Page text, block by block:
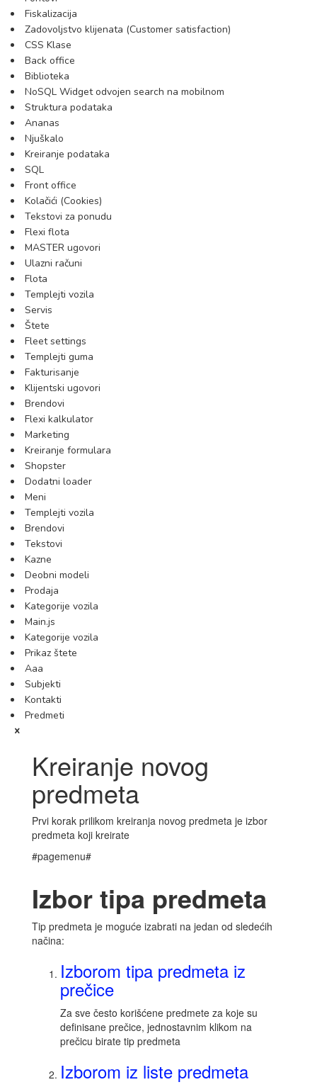
Fiskalizacija
Zadovoljstvo klijenata (Customer satisfaction)
CSS Klase
Back office
Biblioteka
NoSQL Widget odvojen search na mobilnom
Struktura podataka
Ananas
Njuškalo
Kreiranje podataka
SQL
Front office
Kolačići (Cookies)
Tekstovi za ponudu
Flexi flota
MASTER ugovori
Ulazni računi
Flota
Templejti vozila
Servis
Štete
Fleet settings
Templejti guma
Fakturisanje
Klijentski ugovori
Brendovi
Flexi kalkulator
Marketing
Kreiranje formulara
Shopster
Dodatni loader
Meni
Templejti vozila
Brendovi
Tekstovi
Kazne
Deobni modeli
Prodaja
Kategorije vozila
Main.js
Kategorije vozila
Prikaz štete
Aaa
Subjekti
Kontakti
Predmeti
Kreiranje novog
predmeta
Prvi korak prilikom kreiranja novog predmeta je izbor
predmeta koji kreirate
#pagemenu#
Izbor tipa predmeta
Tip predmeta je moguće izabrati na jedan od sledećih
načina:
Izborom tipa predmeta iz
prečice
Za sve često korišćene predmete za koje su
definisane prečice, jednostavnim klikom na
prečicu birate tip predmeta
Izborom iz liste predmeta